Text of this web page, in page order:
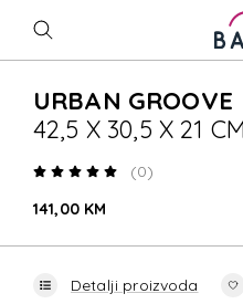
URBAN GROOVE
42,5 X 30,5 X 21
(0)
141,00 KM
Detalji proizvoda